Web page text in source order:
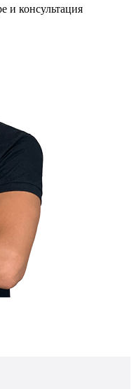
и консультация